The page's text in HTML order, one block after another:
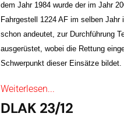
dem Jahr 1984 wurde der im Jahr
Fahrgestell 1224 AF im selben
schon andeutet, zur Durchführung
ausgerüstet, wobei die Rettung
Schwerpunkt dieser Einsätze bildet.
Weiterlesen...
DLAK 23/12